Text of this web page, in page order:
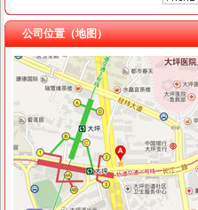
重庆卿倾商贸有限责任公司 渝江100
重庆国洪体育设施有限公司
重庆星竣贸易有限责任公司 渝中100
重庆海谛升进出口贸易有限公司 渝
重庆奕欣锦诚商贸有限公司 渝九50万
重庆信同广告有限公司 渝沙50万 （
重庆三虹房地产营销策划有限公司
重庆宝鹰汽车销售有限公司
公司位置（地图）
工商动态
垫江局四措施开展“两节”市场整
市局副局长李明富看望问老干部
潼南局五措施贯彻执行《食品安全法》
武隆县委书记刘旗对武隆局报送信息
黔江局三举措抓机动车非法营运专项整
市局组织召开农村土地承包经营权流
市局召开全系统“红盾杯”职工篮球运
武隆局白马工商所四措并举抓建
奉节局竹园所六措并举加高危行业监管